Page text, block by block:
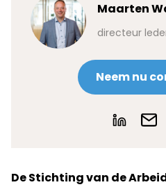
Maarten
directeur
Neem nu
De Stichting van de